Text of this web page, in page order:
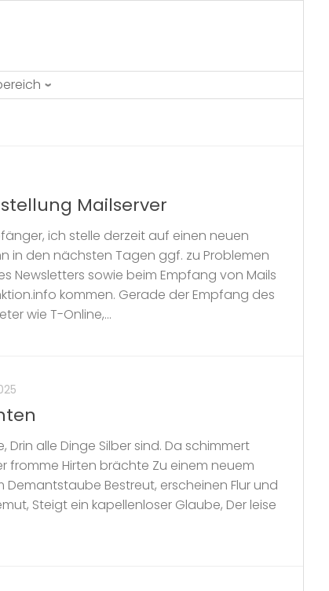
Mailserver
ich stelle derzeit auf einen neuen
in den nächsten Tagen ggf. zu Problemen
Newsletters sowie beim Empfang von Mails
kommen. Gerade der Empfang des
wie T-Online,...
alle Dinge Silber sind. Da schimmert
fromme Hirten brächte Zu einem neuem
Demantstaube Bestreut, erscheinen Flur und
Steigt ein kapellenloser Glaube, Der leise